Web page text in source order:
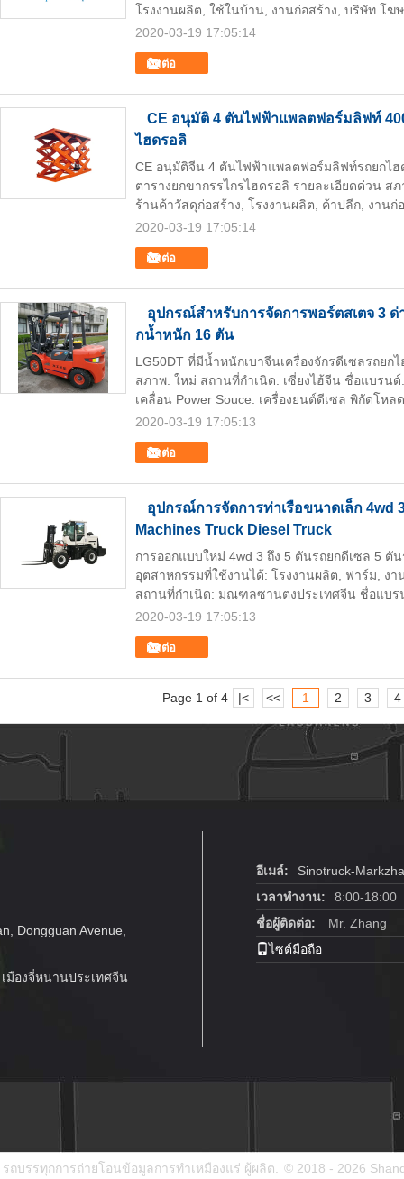
ติดต่อ
โรงงานผลิต, ใช้ในบ้าน, งานก่อสร้าง, บริษัท โ
2020-03-19 17:05:14
CE อนุมัติ 4 ตันไฟฟ้าแพลตฟอร์มลิฟท์
ไฮดรอลิ
ติดต่อ
CE อนุมัติจีน 4 ตันไฟฟ้าแพลตฟอร์มลิฟท์รถยกไฮ
ตารางยกขากรรไกรไฮดรอลิ รายละเอียดด่วน
ร้านค้าวัสดุก่อสร้าง, โรงงานผลิต, ค้าปลีก, งานก่
2020-03-19 17:05:14
อุปกรณ์สำหรับการจัดการพอร์ตสเตจ 3
กน้ำหนัก 16 ตัน
ติดต่อ
LG50DT ที่มีน้ำหนักเบาจีนเครื่องจักรดีเซลรถย
สภาพ: ใหม่ สถานที่กำเนิด: เซี่ยงไฮ้จีน ชื่อแบรนด์
เคลื่อน Power Souce: เครื่องยนต์ดีเซล พิกัดโหล
2020-03-19 17:05:13
อุปกรณ์การจัดการท่าเรือขนาดเล็ก 4wd
Machines Truck Diesel Truck
ติดต่อ
การออกแบบใหม่ 4wd 3 ถึง 5 ตันรถยกดีเซล 5 ตั
อุตสาหกรรมที่ใช้งานได้: โรงงานผลิต, ฟาร์ม, ง
สถานที่กำเนิด: มณฑลซานตงประเทศจีน ชื่อแบร
2020-03-19 17:05:13
Page 1 of 4 |< << 1 2 3 4
Dongguan Avenue,
มืองจี่หนานประเทศจีน
อีเมล์:
Sinotruck-
เวลาทำงาน:
8:00-18:00
ชื่อผู้ติดต่อ:
Mr. Zhang
ไซต์มือถือ
บรรทุกการถ่ายโอนข้อมูลการทำเหมืองแร่ ผู้ผลิต.
© 2018 - 2026